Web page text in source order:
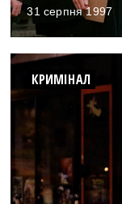
31 серпня 1997
КРИМІНАЛ